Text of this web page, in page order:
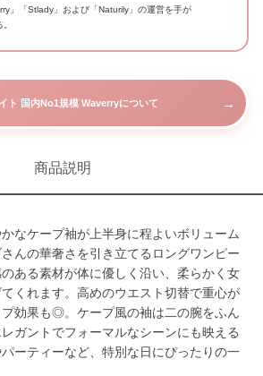
」「Stlady」および「Naturily」の運営を手が
ト 国内No1規模 Waverryについて →
商品説明
なケープ袖が上半身に程よいボリューム
んの華奢さを引き立てるロングワンピー
ある素材が体に優しく沿い、柔らかく女
くれます。高めのウエスト切替で重心が
プ効果も◎。ケープ風の袖は二の腕をふん
ガントでフォーマルなシーンにも映える
ーティーなど、特別な日にぴったりの一